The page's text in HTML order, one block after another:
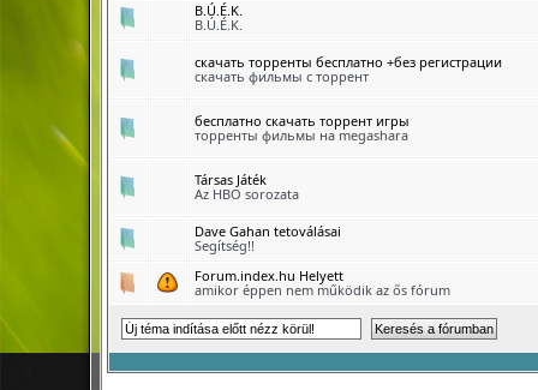
B.Ú.É.K.
B.Ú.É.K.
скачать торренты бесплатно +без регистрации
скачать фильмы с торрент
бесплатно скачать торрент игры
торренты фильмы на megashara
Társas Játék
Az HBO sorozata
Dave Gahan tetoválásai
Segítség!!
Forum.index.hu Helyett
amikor éppen nem működik az ős fórum